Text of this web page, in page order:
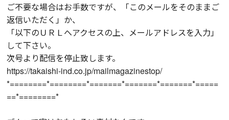
ご不要な場合はお手数ですが、「このメールをそのままご
返信いただく」か、
「以下のＵＲＬへアクセスの上、メールアドレスを入力」
して下さい。
次号より配信を停止致します。
https://takaishi-ind.co.jp/mailmagazinestop/
*========*========*=======*=======*=======*=====
==*========*